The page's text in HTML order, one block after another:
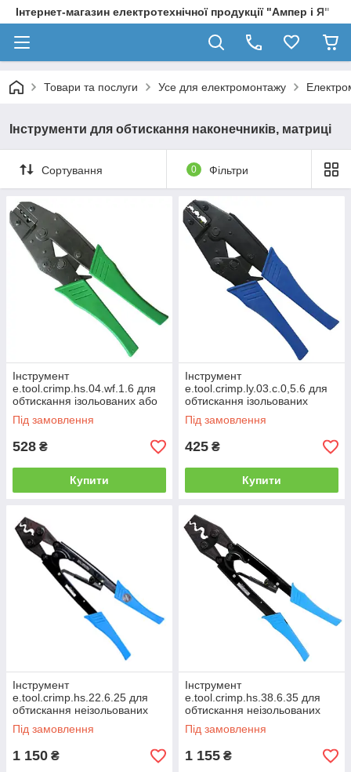
Інтернет-магазин електротехнічної продукції "Ампер і Я"
Товари та послуги Усе для електромонтажу
Інструменти для обтискання наконечників, матриці
Сортування 0 Фільтри
Інструмент
e.tool.crimp.hs.04.wf.1.6 для
обтискання ізольованих або
неізольованих наконечників
Під замовлення
528 ₴
Купити
Інструмент
e.tool.crimp.ly.03.c.0,5.6 для
обтискання ізольованих
наконечників 0,5-6,0 кв.мм
Під замовлення
425 ₴
Купити
Інструмент
e.tool.crimp.hs.22.6.25 для
обтискання неізольованих
наконечників 5.5-25 кв.мм
Під замовлення
1 150 ₴
Інструмент
e.tool.crimp.hs.38.6.35 для
обтискання неізольованих
наконечників 5.5-35 кв.мм
Під замовлення
1 155 ₴